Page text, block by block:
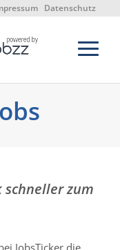
Datenschutz
schneller zum
JobsTicker die